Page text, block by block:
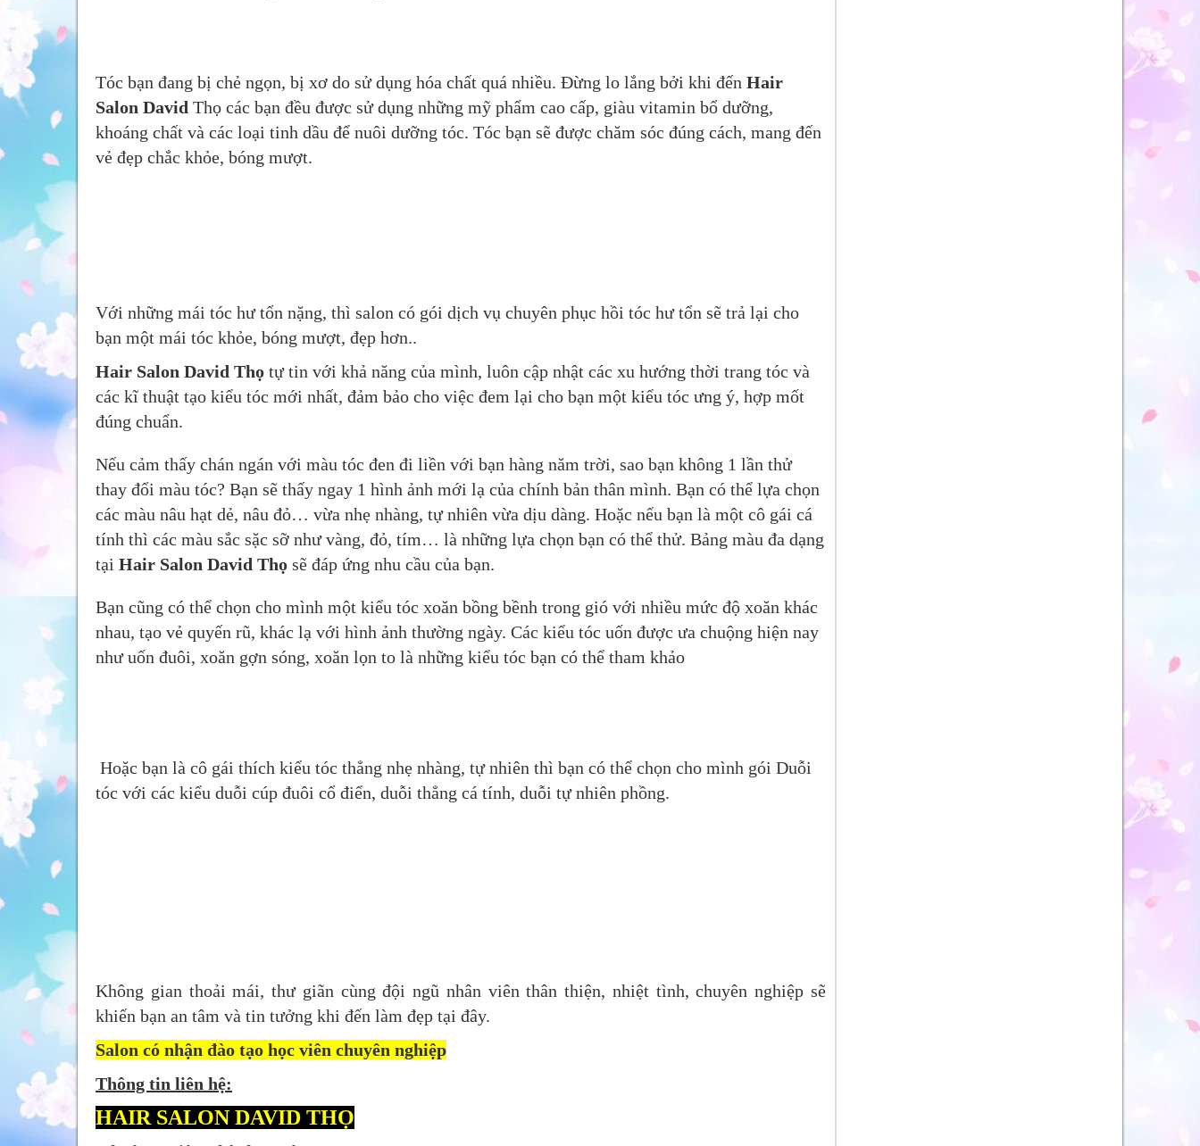
Tóc bạn đang bị chẻ ngọn, bị xơ do sử dụng hóa chất quá nhiều. Đừng lo lắng bởi khi đến Hair
Salon David Thọ các bạn đều được sử dụng những mỹ phẩm cao cấp, giàu vitamin bổ dưỡng,
khoáng chất và các loại tinh dầu để nuôi dưỡng tóc. Tóc bạn sẽ được chăm sóc đúng cách, mang đến
vẻ đẹp chắc khỏe, bóng mượt.
Với những mái tóc hư tổn nặng, thì salon có gói dịch vụ chuyên phục hồi tóc hư tổn sẽ trả lại cho
bạn một mái tóc khỏe, bóng mượt, đẹp hơn..
Hair Salon David Thọ tự tin với khả năng của mình, luôn cập nhật các xu hướng thời trang tóc và
các kĩ thuật tạo kiểu tóc mới nhất, đảm bảo cho việc đem lại cho bạn một kiểu tóc ưng ý, hợp mốt
đúng chuẩn.
Nếu cảm thấy chán ngán với màu tóc đen đi liền với bạn hàng năm trời, sao bạn không 1 lần thử
thay đổi màu tóc? Bạn sẽ thấy ngay 1 hình ảnh mới lạ của chính bản thân mình. Bạn có thể lựa chọn
các màu nâu hạt dẻ, nâu đỏ… vừa nhẹ nhàng, tự nhiên vừa dịu dàng. Hoặc nếu bạn là một cô gái cá
tính thì các màu sắc sặc sỡ như vàng, đỏ, tím… là những lựa chọn bạn có thể thử. Bảng màu đa dạng
tại Hair Salon David Thọ sẽ đáp ứng nhu cầu của bạn.
Bạn cũng có thể chọn cho mình một kiểu tóc xoăn bồng bềnh trong gió với nhiều mức độ xoăn khác
nhau, tạo vẻ quyến rũ, khác lạ với hình ảnh thường ngày. Các kiểu tóc uốn được ưa chuộng hiện nay
như uốn đuôi, xoăn gợn sóng, xoăn lọn to là những kiểu tóc bạn có thể tham khảo
Hoặc bạn là cô gái thích kiểu tóc thẳng nhẹ nhàng, tự nhiên thì bạn có thể chọn cho mình gói Duỗi
tóc với các kiểu duỗi cúp đuôi cổ điển, duỗi thẳng cá tính, duỗi tự nhiên phồng.
Không gian thoải mái, thư giãn cùng đội ngũ nhân viên thân thiện, nhiệt tình, chuyên nghiệp sẽ
khiến bạn an tâm và tin tưởng khi đến làm đẹp tại đây.
Salon có nhận đào tạo học viên chuyên nghiệp
Thông tin liên hệ:
HAIR SALON DAVID THỌ